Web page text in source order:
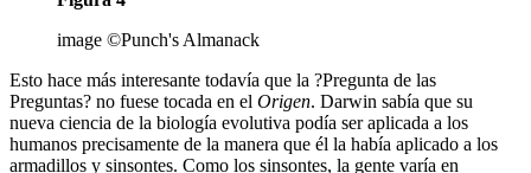
image ©Punch's Almanack
Esto hace más interesante todavía que la ?Pregunta de las
Preguntas? no fuese tocada en el Origen. Darwin sabía que su
nueva ciencia de la biología evolutiva podía ser aplicada a los
humanos precisamente de la manera que él la había aplicado a los
armadillos y sinsontes. Como los sinsontes, la gente varía en